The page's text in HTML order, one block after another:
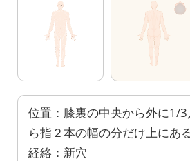
位置：膝裏の中央から外に1/
ら指２本の幅の分だけ上にある
経絡：新穴